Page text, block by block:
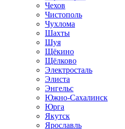
Чехов
Чистополь
Чухлома
Шахты
Шуя
Щёкино
Щёлково
Электросталь
Элиста
Энгельс
Южно-Сахалинск
Юрга
Якутск
Ярославль